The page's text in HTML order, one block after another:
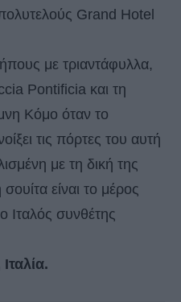
Grand Hotel
με τριαντάφυλλα,
Pontificia και τη
Κόμο όταν το
τις πόρτες του αυτή
με τη δική της
είναι το μέρος
Ιταλός συνθέτης